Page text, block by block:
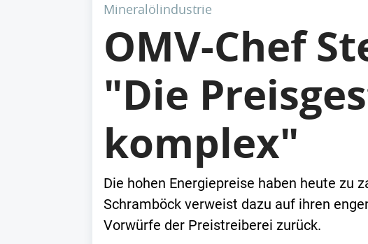
Mineralölindustrie
OMV-Chef
"Die
komplex"
Die hohen Energiepreise haben heute zu
Schramböck verweist dazu auf ihren
Vorwürfe der Preistreiberei zurück.